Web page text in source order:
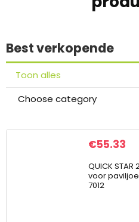
Best verkopende
Toon alles
Choose category
€55.33
QUICK
voor
7012